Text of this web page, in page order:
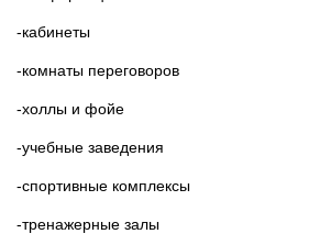
-кабинеты
-комнаты переговоров
-холлы и фойе
-учебные заведения
-спортивные комплексы
-тренажерные залы